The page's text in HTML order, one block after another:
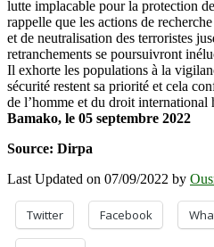
lutte implacable pour la protection
rappelle que les actions de
et de neutralisation des terroristes
retranchements se poursuivront
Il exhorte les populations à la
sécurité restent sa priorité et cela
de l’homme et du droit
Bamako, le 05 septembre 2022
Source: Dirpa
Last Updated on 07/09/2022 by
Twitter Facebook